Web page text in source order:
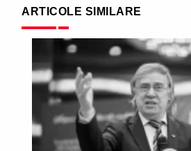
ARTICOLE SIMILARE